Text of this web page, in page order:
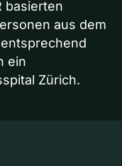
basierten
aus dem
ein
Zürich.